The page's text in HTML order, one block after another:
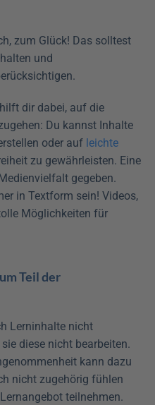
zum Glück! Das solltest
und
dir dabei, auf die
Du kannst Inhalte
oder auf leichte
zu gewährleisten. Eine
gegeben.
in Textform sein! Videos,
Möglichkeiten für
Teil der
Lerninhalte nicht
diese nicht bearbeiten.
kann dazu
nicht zugehörig fühlen
teilnehmen.